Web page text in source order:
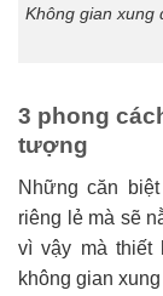
Không gian xung
3 phong
tượng
Những căn
riêng lẻ mà sẽ
vì vậy mà thiết
không gian